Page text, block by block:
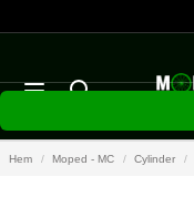
Hem Moped - MC Cylinder